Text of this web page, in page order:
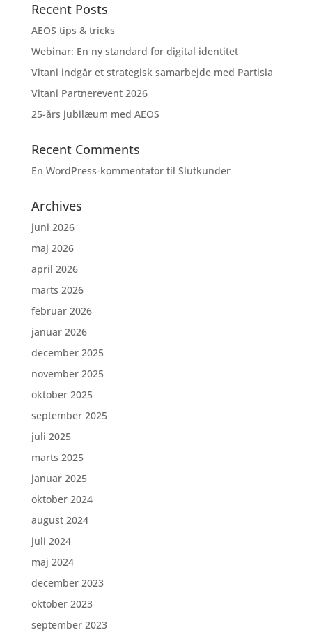
Recent Posts
AEOS tips & tricks
Webinar: En ny standard for digital identitet
Vitani indgår et strategisk samarbejde med Partisia
Vitani Partnerevent 2026
25-års jubilæum med AEOS
Recent Comments
En WordPress-kommentatortil Slutkunder
Archives
juni 2026
maj 2026
april 2026
marts 2026
februar 2026
januar 2026
december 2025
november 2025
oktober 2025
september 2025
juli 2025
marts 2025
januar 2025
oktober 2024
august 2024
juli 2024
maj 2024
december 2023
oktober 2023
september 2023